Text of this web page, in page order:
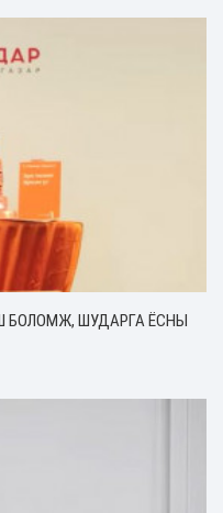
БОЛОМЖ, ШУДАРГА ЁСНЫ